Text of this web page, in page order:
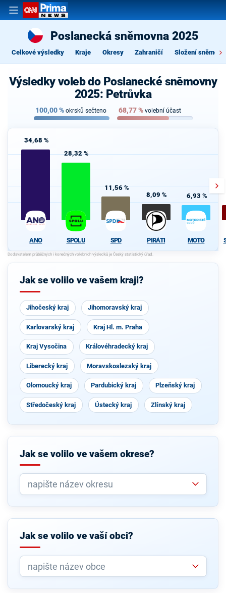
Poslanecká sněmovna 2025
Celkové výsledky Kraje Okresy Zahraničí Složení
Výsledky voleb do Poslanecké sněmovny
2025: Petrůvka
100,00% okrsků sečteno 68,77% volební účast
34,68 %
ANO
28,32 %
SPOLU
11,56 %
SPD
8,09 %
PIRÁTI
6,93 %
MOTO
Jak se volilo ve vašem kraji?
Jihočeský kraj Jihomoravský kraj
Karlovarský kraj Kraj Hl. m. Praha
Kraj Vysočina Královéhradecký kraj
Liberecký kraj Moravskoslezský kraj
Olomoucký kraj Pardubický kraj Plzeňský kraj
Středočeský kraj Ústecký kraj Zlínský kraj
Jak se volilo ve vašem okrese?
Jak se volilo ve vaší obci?